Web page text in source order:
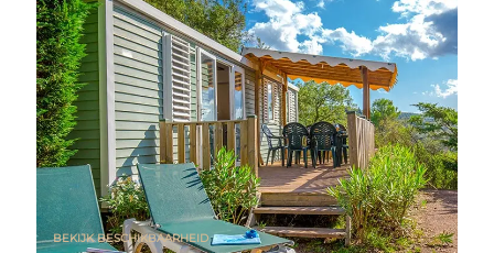
BEKIJK BESCHIKBAARHEID